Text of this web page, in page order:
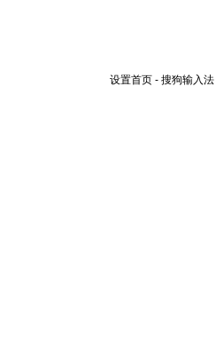
设置首页 - 搜狗输入法